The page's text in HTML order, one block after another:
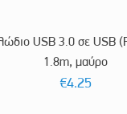
USB 3.0 σε USB
1.8m, μαύρο
€4.25